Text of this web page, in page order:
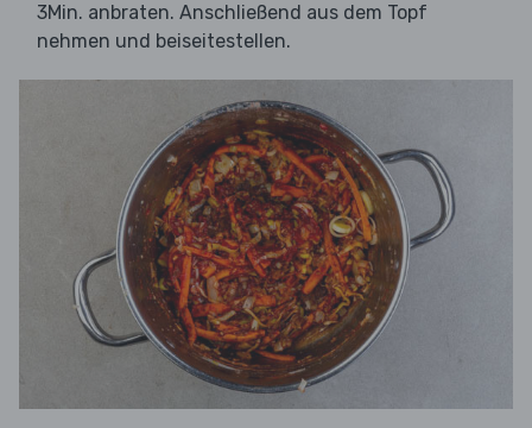
3Min. anbraten. Anschließend aus dem Topf
nehmen und beiseitestellen.